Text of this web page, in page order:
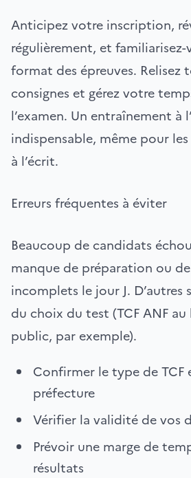
Anticipez votre inscription,
régulièrement, et familiarisez-
format des épreuves. Relisez
consignes et gérez votre
l’examen. Un entraînement à
indispensable, même pour les
à l’écrit.
Erreurs fréquentes à éviter
Beaucoup de candidats
manque de préparation ou
incomplets le jour J.
du choix du test (TCF ANF
public, par exemple).
Confirmer le type de TCF
préfecture
Vérifier la validité de vos
Prévoir une marge de
résultats